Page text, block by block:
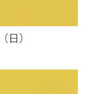
）